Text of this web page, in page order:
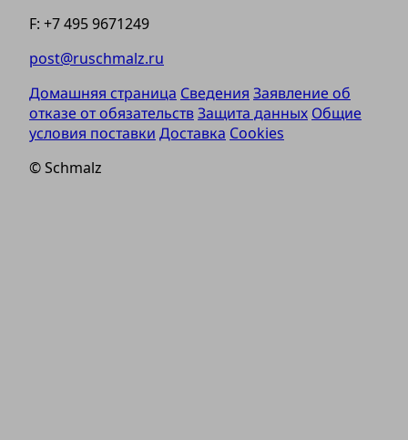
F: +7 495 9671249
post@ruschmalz.ru
Домашняя страница Сведения Заявление об
отказе от обязательствЗащита данных Общие
условия поставки Доставка Cookies
© Schmalz